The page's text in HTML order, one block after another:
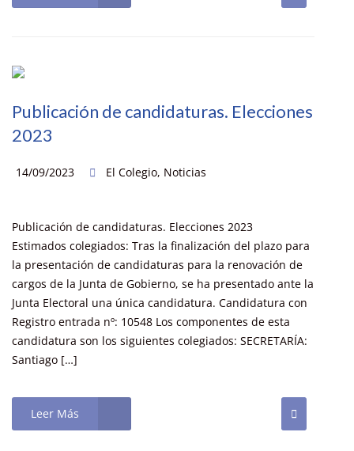
Publicación de candidaturas. Elecciones
2023
14/09/2023 El Colegio, Noticias
Publicación de candidaturas. Elecciones 2023
Estimados colegiados: Tras la finalización del plazo para
la presentación de candidaturas para la renovación de
cargos de la Junta de Gobierno, se ha presentado ante la
Junta Electoral una única candidatura. Candidatura con
Registro entrada nº: 10548 Los componentes de esta
candidatura son los siguientes colegiados: SECRETARÍA:
Santiago […]
Leer Más